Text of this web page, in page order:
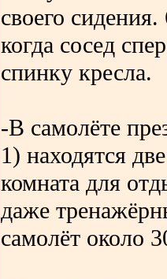
своего
когда сосед
спинку кресла.
-В самолёте
1) находятся
комната для
даже
самолёт около